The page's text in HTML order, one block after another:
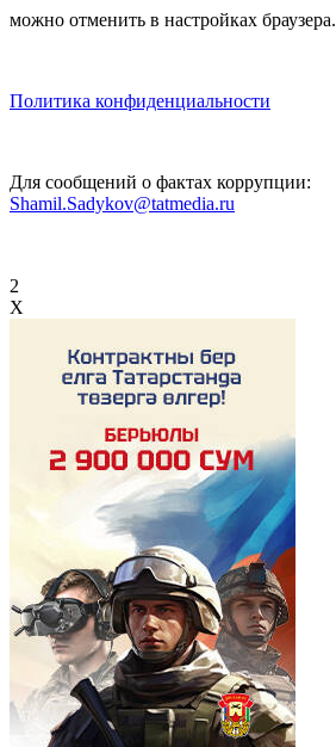
можно отменить в настройках браузера.
Политика конфиденциальности
Для сообщений о фактах коррупции:
Shamil.Sadykov@tatmedia.ru
2
X